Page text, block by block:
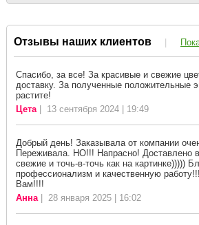
Отзывы наших клиентов |
Спасибо, за все! За красивые и свежие
доставку. За полученные положительные
растите!
Цета| 13 сентября 2024 | 19:49
Добрый день! Заказывала от компании
Переживала. НО!!! Напрасно! Доставлено
свежие и точь-в-точь как на картинке)))))
профессионализм и качественную
Вам!!!!
Анна| 28 января 2025 | 16:02